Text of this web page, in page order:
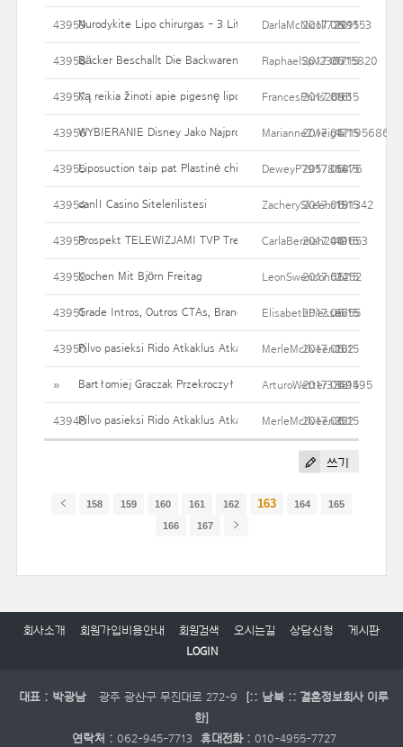
43959Nurodykite Lipo chirurgas - 3 Little tikrovės turėtumėte žinoti
DarlaMcNicoll7299153
2017.06.15
20
43958Bäcker Beschallt Die Backwaren RaphaelSpv236715820
2017.06.15
17
43957Ką reikia žinoti apie pigesnę lipoproteinų chirurgiją
FrancesPrins2695
2017.06.15
16
43956WYBIERANIE Disney Jako Najprostszy Kanał YT.MarianneZweig47195686
2017.06.15
17
43955Liposuction taip pat Plastinė chirurgijaDeweyP795786876
2017.06.15
14
43954canlı Casino Sitelerilistesi ZacherySkeens191342
2017.06.15
15
43953Prospekt TELEWIZJAMI TVP Trening Na AkuratCarlaBerman2441653
2017.06.15
19
43952Kochen Mit Björn Freitag LeonSwenson61252
2017.06.15
24
43951Grade Intros, Outros CTAs, Brand Stings, Social Actions, And
ElisabethPiesse655
2017.06.15
67
43950Pilvo pasieksi Rido Atkaklus Atkaklus pilvo riebalų
MerleMcIlveen252
2017.06.15
10
» Bartłomiej Graczak Przekroczył Z TELEWIZJI Rzeczpospolita Do
ArturoWetter3749495
2017.06.15
33
43948Pilvo pasieksi Rido Atkaklus Atkaklus pilvo riebalų
MerleMcIlveen252
2017.06.15
32
쓰기
158 159 160 161 162 163 164
165
166
167
회사소개 회원가입비용안내 회원검색 오시는길 상담신청
게시판
LOGIN
대표 : 박광남 광주 광산구 무진대로 272-9
[:: 남북 :: 결혼정보회사 이루
한]
연락처 : 062-945-7713 휴대전화 : 010-4955-7727